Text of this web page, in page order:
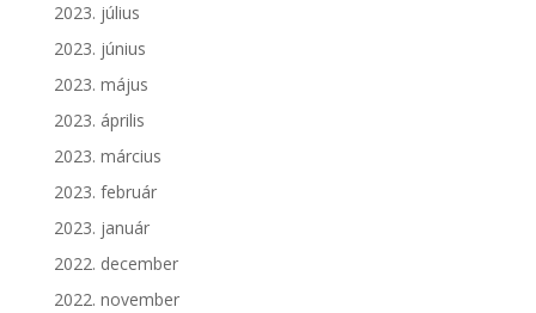
2023. július
2023. június
2023. május
2023. április
2023. március
2023. február
2023. január
2022. december
2022. november